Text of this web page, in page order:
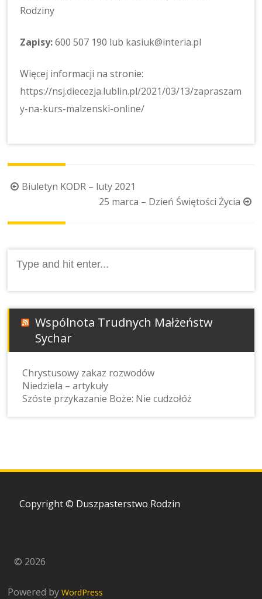
Rodziny
Zapisy:600 507 190 lub kasiuk@interia.pl
Więcej informacji na stronie:
https://nsj.diecezja.lublin.pl/2021/03/13/zapraszam
y-na-kurs-malzenski-online/
PostBiuletyn KODR – luty 2021
25 marca – Dzień Świętości Życia
for:
Wspólnota Trudnych Małżeństw
Sychar
Chrystusowy zakaz rozwodów
Niedziela – artykuły
Szóste przykazanie Boże: Nie cudzołóż
Copyright © Duszpasterstwo Rodzin
© 2026
Powered byWordPress